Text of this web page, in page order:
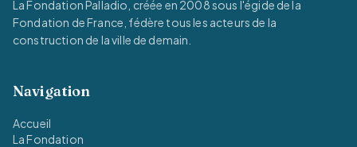
La Fondation Palladio, créée en 2008 sous l'égide de la
Fondation de France, fédère tous les acteurs de la
construction de la ville de demain.
Navigation
Accueil
La Fondation